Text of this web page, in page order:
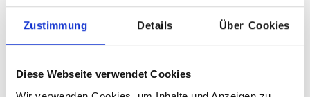
Zustimmung Details Über Cookies
Diese Webseite verwendet Cookies
Model: Book Pag 15 & 16